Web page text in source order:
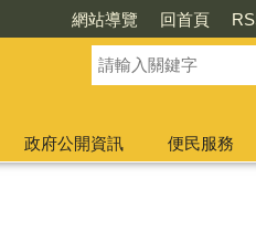
網站導覽 回首頁
政府公開資訊
便民服務